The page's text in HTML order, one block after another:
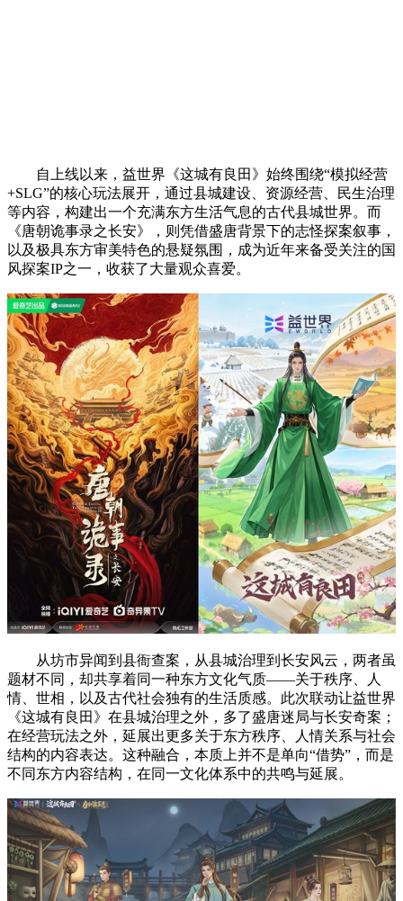
自上线以来，益世界《这城有良田》始终围绕“模拟经营
+SLG”的核心玩法展开，通过县城建设、资源经营、民生治理
等内容，构建出一个充满东方生活气息的古代县城世界。而
《唐朝诡事录之长安》，则凭借盛唐背景下的志怪探案叙事，
以及极具东方审美特色的悬疑氛围，成为近年来备受关注的国
风探案IP之一，收获了大量观众喜爱。
从坊市异闻到县衙查案，从县城治理到长安风云，两者虽
题材不同，却共享着同一种东方文化气质——关于秩序、人
情、世相，以及古代社会独有的生活质感。此次联动让益世界
《这城有良田》在县城治理之外，多了盛唐迷局与长安奇案；
在经营玩法之外，延展出更多关于东方秩序、人情关系与社会
结构的内容表达。这种融合，本质上并不是单向“借势”，而是
不同东方内容结构，在同一文化体系中的共鸣与延展。